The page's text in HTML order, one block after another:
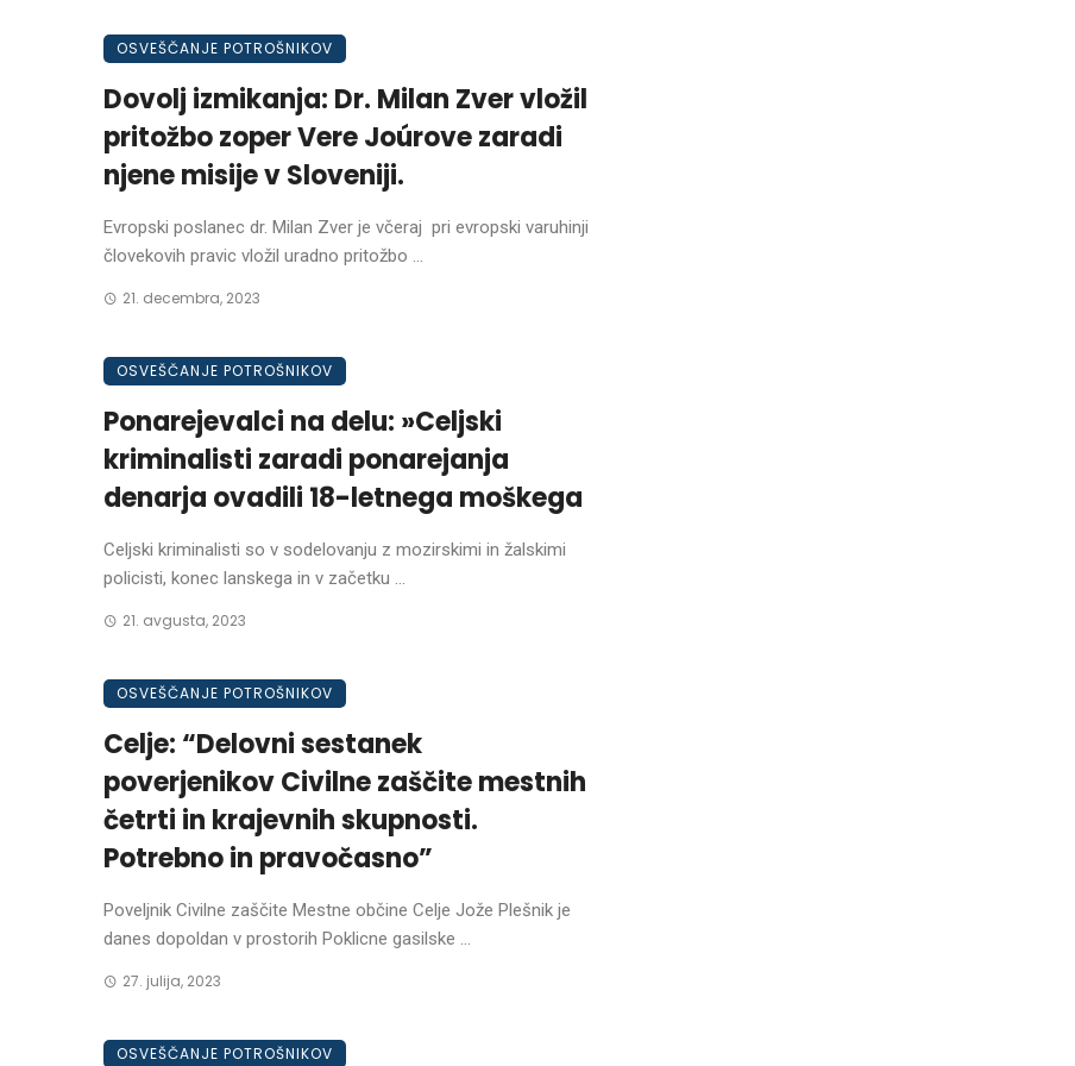
OSVEŠČANJE POTROŠNIKOV
Dovolj izmikanja: Dr. Milan Zver vložil
pritožbo zoper Vere Joúrove zaradi
njene misije v Sloveniji.
Evropski poslanec dr. Milan Zver je včeraj pri evropski varuhinji
človekovih pravic vložil uradno pritožbo ...
21. decembra, 2023
OSVEŠČANJE POTROŠNIKOV
Ponarejevalci na delu: »Celjski
kriminalisti zaradi ponarejanja
denarja ovadili 18-letnega moškega
Celjski kriminalisti so v sodelovanju z mozirskimi in žalskimi
policisti, konec lanskega in v začetku ...
21. avgusta, 2023
OSVEŠČANJE POTROŠNIKOV
Celje: “Delovni sestanek
poverjenikov Civilne zaščite mestnih
četrti in krajevnih skupnosti.
Potrebno in pravočasno”
Poveljnik Civilne zaščite Mestne občine Celje Jože Plešnik je
danes dopoldan v prostorih Poklicne gasilske ...
27. julija, 2023
OSVEŠČANJE POTROŠNIKOV